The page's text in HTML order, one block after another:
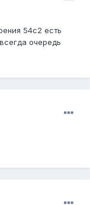
54с2 есть
очередь